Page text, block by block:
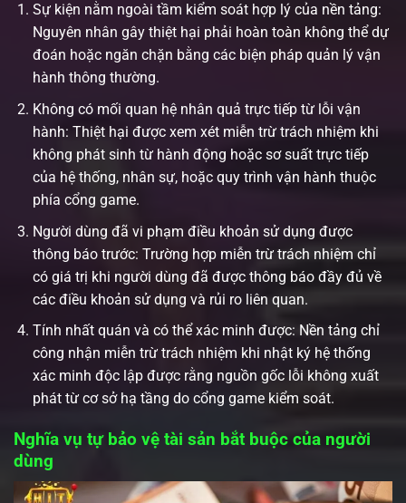
Sự kiện nằm ngoài tầm kiểm soát hợp lý của nền tảng:
Nguyên nhân gây thiệt hại phải hoàn toàn không thể dự
đoán hoặc ngăn chặn bằng các biện pháp quản lý vận
hành thông thường.
Không có mối quan hệ nhân quả trực tiếp từ lỗi vận
hành: Thiệt hại được xem xét miễn trừ trách nhiệm khi
không phát sinh từ hành động hoặc sơ suất trực tiếp
của hệ thống, nhân sự, hoặc quy trình vận hành thuộc
phía cổng game.
Người dùng đã vi phạm điều khoản sử dụng được
thông báo trước: Trường hợp miễn trừ trách nhiệm chỉ
có giá trị khi người dùng đã được thông báo đầy đủ về
các điều khoản sử dụng và rủi ro liên quan.
Tính nhất quán và có thể xác minh được: Nền tảng chỉ
công nhận miễn trừ trách nhiệm khi nhật ký hệ thống
xác minh độc lập được rằng nguồn gốc lỗi không xuất
phát từ cơ sở hạ tầng do cổng game kiểm soát.
Nghĩa vụ tự bảo vệ tài sản bắt buộc của người
dùng